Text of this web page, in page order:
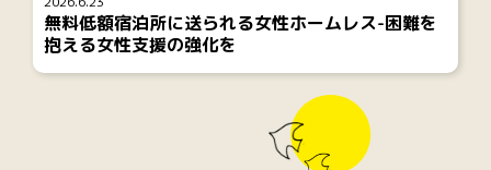
無料低額宿泊所に送られる女性ホームレス-困難を
抱える女性支援の強化を